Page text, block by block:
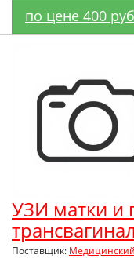
по цене 400
УЗИ матки и
Поставщик: